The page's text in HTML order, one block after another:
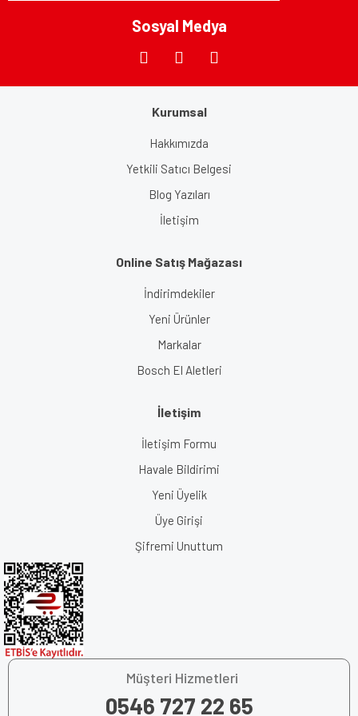
Sosyal Medya
Kurumsal
Hakkımızda
Yetkili Satıcı Belgesi
Blog Yazıları
İletişim
Online Satış Mağazası
İndirimdekiler
Yeni Ürünler
Markalar
Bosch El Aletleri
İletişim
İletişim Formu
Havale Bildirimi
Yeni Üyelik
Üye Girişi
Şifremi Unuttum
Müşteri Hizmetleri
0546 727 22 65